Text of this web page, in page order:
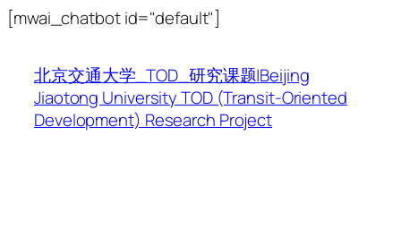
[mwai_chatbot id="default"]
内
容
北京交通大学_TOD_研究课题|Beijing
Jiaotong University TOD (Transit-Oriented
Development) Research Project